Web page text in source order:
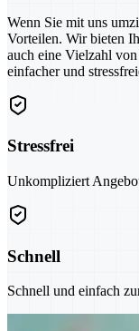
Wenn Sie mit uns
Vorteilen. Wir bieten
auch eine Vielzahl
einfacher und
Stressfrei
Unkompliziert
Schnell
Schnell und einfach